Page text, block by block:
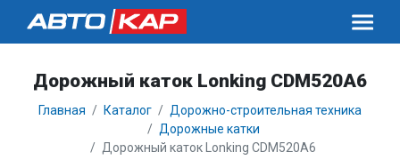
Дорожный каток Lonking CDM520A6
Главная Каталог
Дорожно-строительная техника
Дорожные катки
Дорожный каток Lonking CDM520A6